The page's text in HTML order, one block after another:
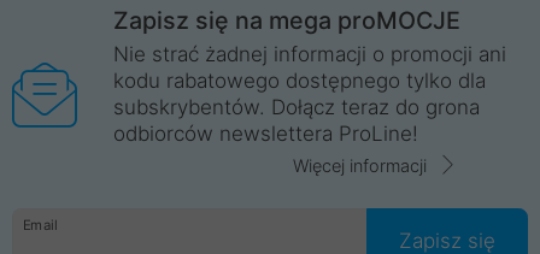
Zapisz się na mega proMOCJE
Nie strać żadnej informacji o promocji ani
kodu rabatowego dostępnego tylko dla
subskrybentów. Dołącz teraz do grona
odbiorców newslettera ProLine!
Więcej informacji
Email
Zapisz się